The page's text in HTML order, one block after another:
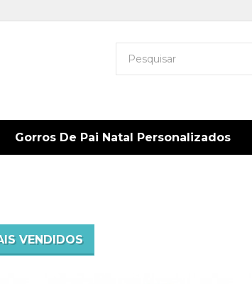
Gorros De Pai Natal Personalizados
VENDIDOS